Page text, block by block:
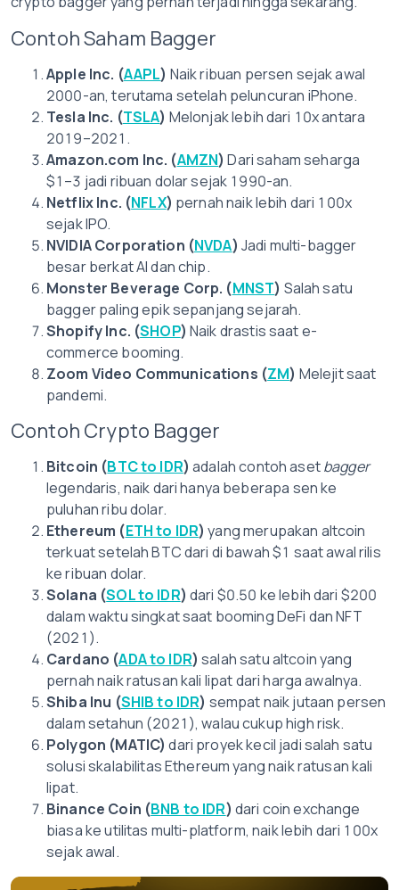
Contoh Saham Bagger
Apple Inc. (AAPL) Naik ribuan persen sejak awal
2000-an, terutama setelah peluncuran iPhone.
Tesla Inc. (TSLA) Melonjak lebih dari 10x antara
2019–2021.
Amazon.com Inc. (AMZN)Dari saham seharga
$1–3 jadi ribuan dolar sejak 1990-an.
Netflix Inc. (NFLX) pernah naik lebih dari 100x
sejak IPO.
NVIDIA Corporation (NVDA) Jadi multi-bagger
besar berkat AI dan chip.
Monster Beverage Corp. (MNST) Salah satu
bagger paling epik sepanjang sejarah.
Shopify Inc. (SHOP)Naik drastis saat e-
commerce booming.
Zoom Video Communications (ZM) Melejit saat
pandemi.
Contoh Crypto Bagger
Bitcoin (BTC to IDR)adalah contoh asetbagger
legendaris, naik dari hanya beberapa sen ke
puluhan ribu dolar.
Ethereum (ETH to IDR) yang merupakan altcoin
terkuat setelah BTC dari di bawah $1 saat awal rilis
ke ribuan dolar.
Solana (SOL to IDR)dari $0.50 ke lebih dari $200
dalam waktu singkat saat booming DeFi dan NFT
(2021).
Cardano (ADA to IDR) salah satu altcoin yang
pernah naik ratusan kali lipat dari harga awalnya.
Shiba Inu (SHIB to IDR) sempat naik jutaan persen
dalam setahun (2021), walau cukup high risk.
Polygon (MATIC)dari proyek kecil jadi salah satu
solusi skalabilitas Ethereum yang naik ratusan kali
lipat.
Binance Coin (BNB to IDR) dari coin exchange
biasa ke utilitas multi-platform, naik lebih dari 100x
sejak awal.